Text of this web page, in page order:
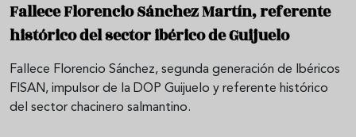
Fallece Florencio Sánchez Martín, referente
histórico del sector ibérico de Guijuelo
Fallece Florencio Sánchez, segunda generación de Ibéricos
FISAN, impulsor de la DOP Guijuelo y referente histórico
del sector chacinero salmantino.